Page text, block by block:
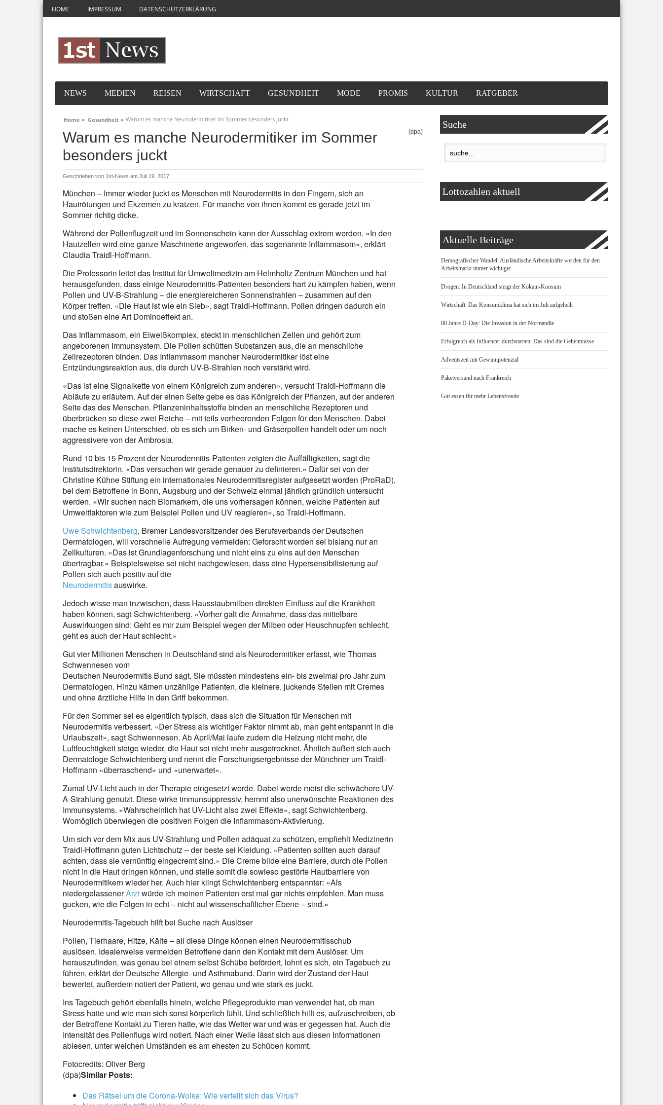
HOME IMPRESSUM DATENSCHUTZERKLÄRUNG
NEWS MEDIEN REISEN WIRTSCHAFT GESUNDHEIT MODE PROMIS KULTUR RATGEBER
Home » Gesundheit » Warum es manche Neurodermitiker im Sommer besonders juckt
Warum es manche Neurodermitiker im Sommer
besonders juckt
(dpa)
Geschrieben von 1st-News am Juli 19, 2017
München – Immer wieder juckt es Menschen mit Neurodermitis in den Fingern, sich an
Hautrötungen und Ekzemen zu kratzen. Für manche von ihnen kommt es gerade jetzt im
Sommer richtig dicke.
Während der Pollenflugzeit und im Sonnenschein kann der Ausschlag extrem werden. «In den
Hautzellen wird eine ganze Maschinerie angeworfen, das sogenannte Inflammasom», erklärt
Claudia Traidl-Hoffmann.
Die Professorin leitet das Institut für Umweltmedizin am Helmholtz Zentrum München und hat
herausgefunden, dass einige Neurodermitis-Patienten besonders hart zu kämpfen haben, wenn
Pollen und UV-B-Strahlung – die energiereicheren Sonnenstrahlen – zusammen auf den
Körper treffen. «Die Haut ist wie ein Sieb», sagt Traidl-Hoffmann. Pollen dringen dadurch ein
und stoßen eine Art Dominoeffekt an.
Das Inflammasom, ein Eiweißkomplex, steckt in menschlichen Zellen und gehört zum
angeborenen Immunsystem. Die Pollen schütten Substanzen aus, die an menschliche
Zellrezeptoren binden. Das Inflammasom mancher Neurodermitiker löst eine
Entzündungsreaktion aus, die durch UV-B-Strahlen noch verstärkt wird.
«Das ist eine Signalkette von einem Königreich zum anderen», versucht Traidl-Hoffmann die
Abläufe zu erläutern. Auf der einen Seite gebe es das Königreich der Pflanzen, auf der anderen
Seite das des Menschen. Pflanzeninhaltsstoffe binden an menschliche Rezeptoren und
überbrücken so diese zwei Reiche – mit teils verheerenden Folgen für den Menschen. Dabei
mache es keinen Unterschied, ob es sich um Birken- und Gräserpollen handelt oder um noch
aggressivere von der Ambrosia.
Rund 10 bis 15 Prozent der Neurodermitis-Patienten zeigten die Auffälligkeiten, sagt die
Institutsdirektorin. «Das versuchen wir gerade genauer zu definieren.» Dafür sei von der
Christine Kühne Stiftung ein internationales Neurodermitisregister aufgesetzt worden (ProRaD),
bei dem Betroffene in Bonn, Augsburg und der Schweiz einmal jährlich gründlich untersucht
werden. «Wir suchen nach Biomarkern, die uns vorhersagen können, welche Patienten auf
Umweltfaktoren wie zum Beispiel Pollen und UV reagieren», so Traidl-Hoffmann.
Uwe Schwichtenberg, Bremer Landesvorsitzender des Berufsverbands der Deutschen
Dermatologen, will vorschnelle Aufregung vermeiden: Geforscht worden sei bislang nur an
Zellkulturen. «Das ist Grundlagenforschung und nicht eins zu eins auf den Menschen
übertragbar.» Beispielsweise sei nicht nachgewiesen, dass eine Hypersensibilisierung auf
Pollen sich auch positiv auf die
Neurodermitisauswirke.
Jedoch wisse man inzwischen, dass Hausstaubmilben direkten Einfluss auf die Krankheit
haben können, sagt Schwichtenberg. «Vorher galt die Annahme, dass das mittelbare
Auswirkungen sind: Geht es mir zum Beispiel wegen der Milben oder Heuschnupfen schlecht,
geht es auch der Haut schlecht.»
Gut vier Millionen Menschen in Deutschland sind als Neurodermitiker erfasst, wie Thomas
Schwennesen vom
Deutschen Neurodermitis Bund sagt. Sie müssten mindestens ein- bis zweimal pro Jahr zum
Dermatologen. Hinzu kämen unzählige Patienten, die kleinere, juckende Stellen mit Cremes
und ohne ärztliche Hilfe in den Griff bekommen.
Für den Sommer sei es eigentlich typisch, dass sich die Situation für Menschen mit
Neurodermitis verbessert. «Der Stress als wichtiger Faktor nimmt ab, man geht entspannt in die
Urlaubszeit», sagt Schwennesen. Ab April/Mai laufe zudem die Heizung nicht mehr, die
Luftfeuchtigkeit steige wieder, die Haut sei nicht mehr ausgetrocknet. Ähnlich äußert sich auch
Dermatologe Schwichtenberg und nennt die Forschungsergebnisse der Münchner um Traidl-
Hoffmann «überraschend» und «unerwartet».
Zumal UV-Licht auch in der Therapie eingesetzt werde. Dabei werde meist die schwächere UV-
A-Strahlung genutzt. Diese wirke immunsuppressiv, hemmt also unerwünschte Reaktionen des
Immunsystems. «Wahrscheinlich hat UV-Licht also zwei Effekte», sagt Schwichtenberg.
Womöglich überwiegen die positiven Folgen die Inflammasom-Aktivierung.
Um sich vor dem Mix aus UV-Strahlung und Pollen adäquat zu schützen, empfiehlt Medizinerin
Traidl-Hoffmann guten Lichtschutz – der beste sei Kleidung. «Patienten sollten auch darauf
achten, dass sie vernünftig eingecremt sind.» Die Creme bilde eine Barriere, durch die Pollen
nicht in die Haut dringen können, und stelle somit die sowieso gestörte Hautbarriere von
Neurodermitikern wieder her. Auch hier klingt Schwichtenberg entspannter: «Als
niedergelassenerArztwürde ich meinen Patienten erst mal gar nichts empfehlen. Man muss
gucken, wie die Folgen in echt – nicht auf wissenschaftlicher Ebene – sind.»
Neurodermitis-Tagebuch hilft bei Suche nach Auslöser
Pollen, Tierhaare, Hitze, Kälte – all diese Dinge können einen Neurodermitisschub
auslösen. Idealerweise vermeiden Betroffene dann den Kontakt mit dem Auslöser. Um
herauszufinden, was genau bei einem selbst Schübe befördert, lohnt es sich, ein Tagebuch zu
führen, erklärt der Deutsche Allergie- und Asthmabund. Darin wird der Zustand der Haut
bewertet, außerdem notiert der Patient, wo genau und wie stark es juckt.
Ins Tagebuch gehört ebenfalls hinein, welche Pflegeprodukte man verwendet hat, ob man
Stress hatte und wie man sich sonst körperlich fühlt. Und schließlich hilft es, aufzuschreiben, ob
der Betroffene Kontakt zu Tieren hatte, wie das Wetter war und was er gegessen hat. Auch die
Intensität des Pollenflugs wird notiert. Nach einer Weile lässt sich aus diesen Informationen
ablesen, unter welchen Umständen es am ehesten zu Schüben kommt.
Fotocredits: Oliver Berg
(dpa)Similar Posts:
Das Rätsel um die Corona-Wolke: Wie verteilt sich das Virus?
Suche
Lottozahlen aktuell
Aktuelle Beiträge
Demografischer Wandel: Ausländische Arbeitskräfte werden für den
Arbeitsmarkt immer wichtiger
Drogen: In Deutschland steigt der Kokain-Konsum
Wirtschaft: Das Konsumklima hat sich im Juli aufgehellt
80 Jahre D-Day: Die Invasion in der Normandie
Erfolgreich als Influencer durchstarten: Das sind die Geheimnisse
Adventszeit mit Gewinnpotenzial
Paketversand nach Frankreich
Gut essen für mehr Lebensfreude